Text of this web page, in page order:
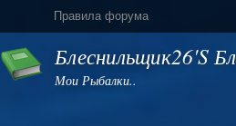
Правила форума
Блеснильщик26's
Мои Рыбалки..